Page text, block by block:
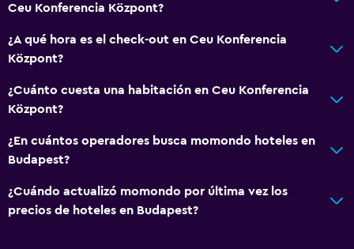
Accesibilidad y adecuación
Ascensor
Ascensor disponible
Para no fumadores
Plantas superiores accesibles por ascensor
Áreas designadas para fumadores
Botiquín de primeros auxilios
Ceu Konferencia Központ?
¿A qué hora es el check-out en Ceu Konferencia
Központ?
¿Cuánto cuesta una habitación en Ceu Konferencia
Központ?
¿En cuántos operadores busca momondo hoteles en
Budapest?
¿Cuándo actualizó momondo por última vez los
precios de hoteles en Budapest?